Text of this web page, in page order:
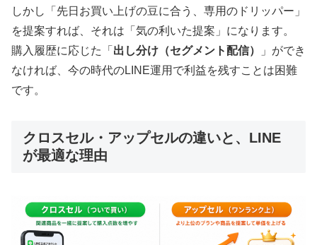
しかし「先日お買い上げの豆に合う、専用のドリッパー」
を提案すれば、それは「気の利いた提案」になります。
購入履歴に応じた「 出し分け（セグメント配信）
」ができ
なければ、今の時代のLINE運用で利益を残すことは困難
です。
クロスセル・アップセルの違いと、LINE
が最適な理由